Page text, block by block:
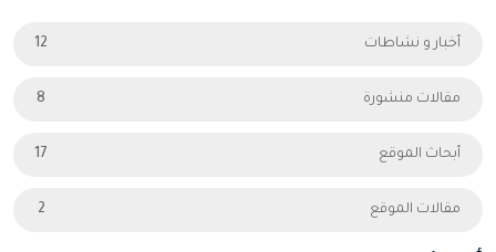
أخبار و نشاطات 12
مقالات منشورة 8
أبحاث الموقع 17
مقالات الموقع 2